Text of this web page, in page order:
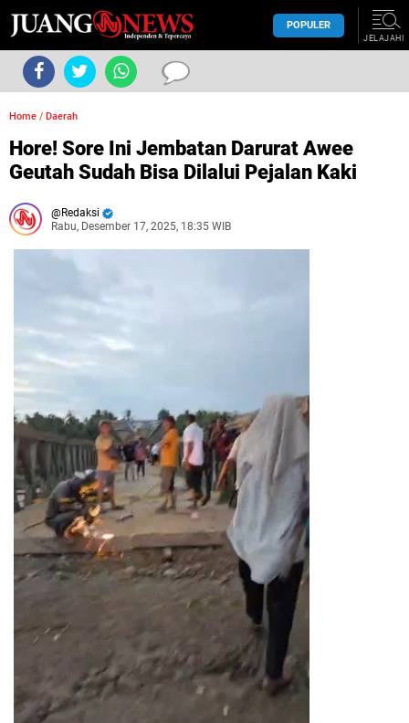
POPULER
JELAJAHI
Home / Daerah
Hore! Sore Ini Jembatan Darurat Awee
Geutah Sudah Bisa Dilalui Pejalan Kaki
Redaksi
Rabu, Desember 17, 2025, 18:35 WIB